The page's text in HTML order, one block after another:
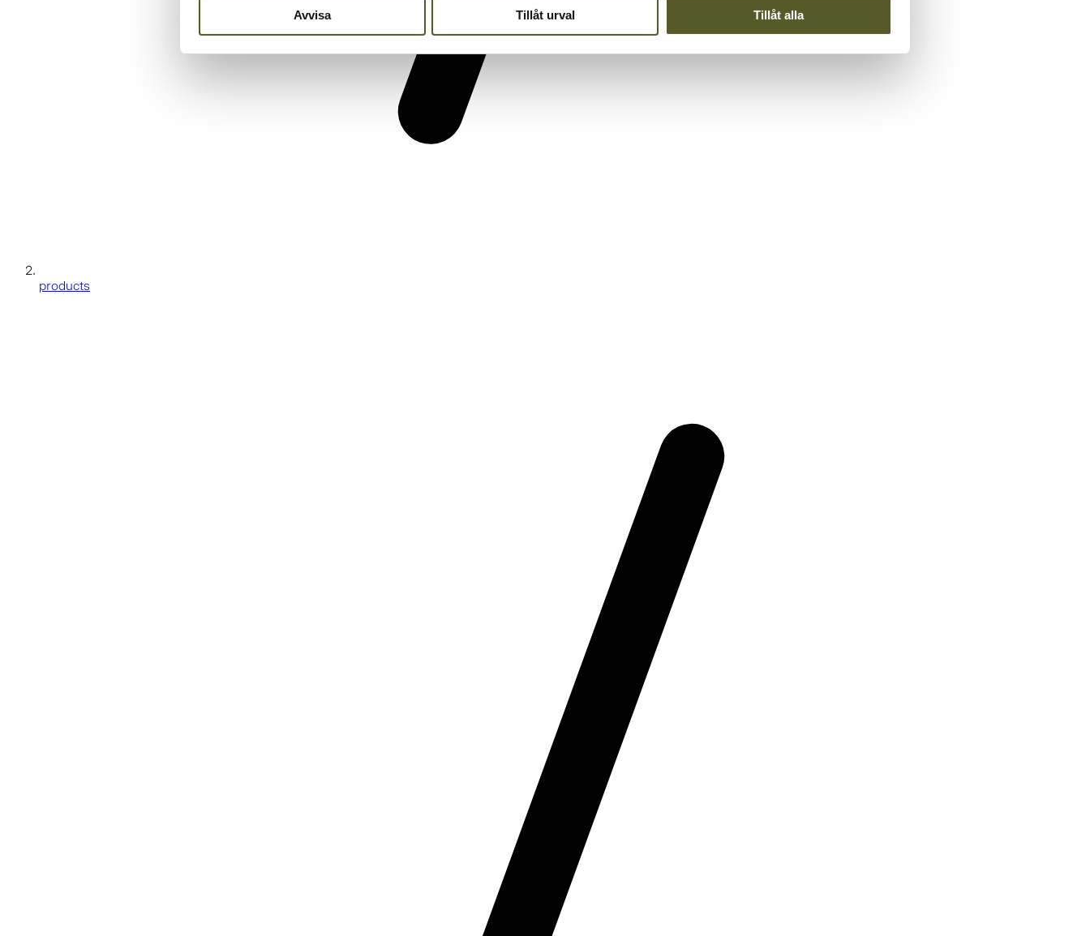
Avvisa Tillåt urval Tillåt alla
products